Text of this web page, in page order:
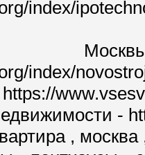
index/
index/
-
,